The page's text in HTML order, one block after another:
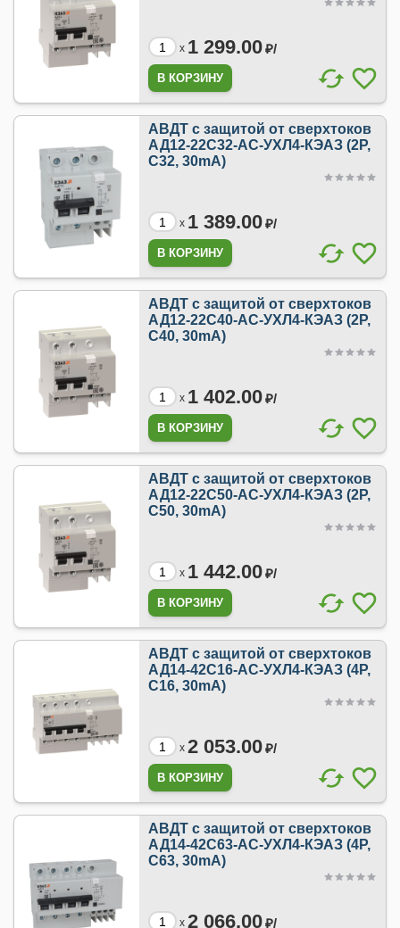
x 1 299.00₽/
АВДТ с защитой от сверхтоков
АД12-22C32-АC-УХЛ4-КЭАЗ (2P,
C32, 30mA)
x 1 389.00₽/
АВДТ с защитой от сверхтоков
АД12-22C40-АC-УХЛ4-КЭАЗ (2P,
C40, 30mA)
x 1 402.00₽/
АВДТ с защитой от сверхтоков
АД12-22C50-АC-УХЛ4-КЭАЗ (2P,
C50, 30mA)
x 1 442.00₽/
АВДТ с защитой от сверхтоков
АД14-42C16-АC-УХЛ4-КЭАЗ (4P,
C16, 30mA)
x 2 053.00₽/
АВДТ с защитой от сверхтоков
АД14-42C63-АC-УХЛ4-КЭАЗ (4P,
C63, 30mA)
x 2 066.00₽/